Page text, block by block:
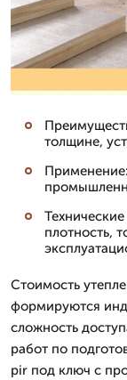
толщине,
плотность,
Стоимость
формируются
сложность
работ по
pir под ключ с